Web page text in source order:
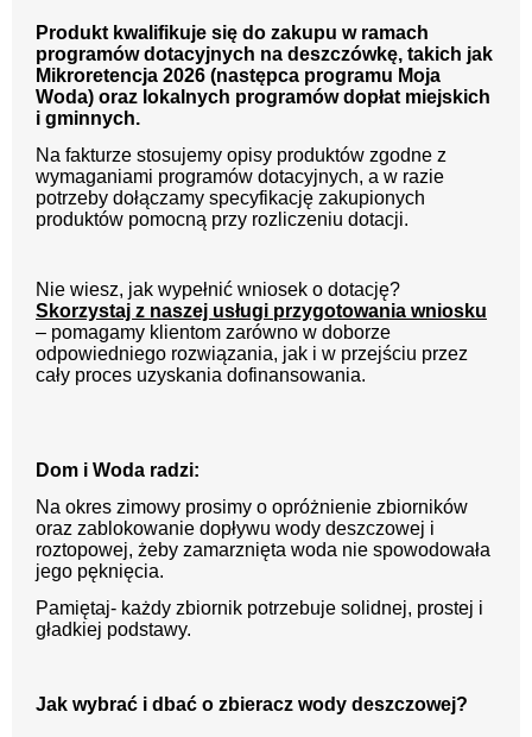
Produkt kwalifikuje się do zakupu w ramach
programów dotacyjnych na deszczówkę, takich jak
Mikroretencja 2026 (następca programu Moja
Woda) oraz lokalnych programów dopłat miejskich
i gminnych.
Na fakturze stosujemy opisy produktów zgodne z
wymaganiami programów dotacyjnych, a w razie
potrzeby dołączamy specyfikację zakupionych
produktów pomocną przy rozliczeniu dotacji.
Nie wiesz, jak wypełnić wniosek o dotację?
Skorzystaj z naszej usługi przygotowania wniosku
– pomagamy klientom zarówno w doborze
odpowiedniego rozwiązania, jak i w przejściu przez
cały proces uzyskania dofinansowania.
Dom i Woda radzi:
Na okres zimowy prosimy o opróżnienie zbiorników
oraz zablokowanie dopływu wody deszczowej i
roztopowej, żeby zamarznięta woda nie spowodowała
jego pęknięcia.
Pamiętaj- każdy zbiornik potrzebuje solidnej, prostej i
gładkiej podstawy.
Jak wybrać i dbać o zbieracz wody deszczowej?